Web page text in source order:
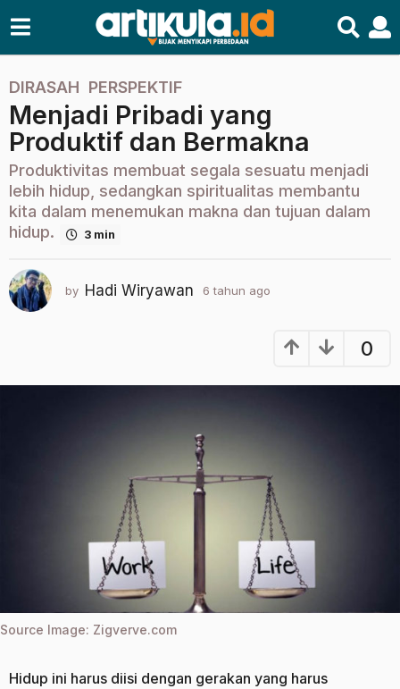
6
t
a
h
u
n
a
g
2
t
n
DIRASAH ,PERSPEKTIF
Menjadi Pribadi yang
Produktif dan Bermakna
Produktivitas membuat segala sesuatu menjadi
lebih hidup, sedangkan spiritualitas membantu
kita dalam menemukan makna dan tujuan dalam
hidup.
3 min
by Hadi Wiryawan 6 tahun ago
0
Source Image: Zigverve.com
Hidup ini harus diisi dengan gerakan yang harus